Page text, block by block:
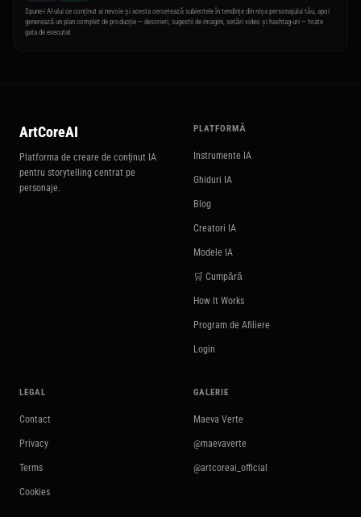
Spune-i AI-ului ce conținut ai nevoie și acesta cercetează subiectele în tendințe din nișa personajului tău, apoi
generează un plan complet de producție — descrieri, sugestii de imagini, setări video și hashtag-uri — toate
gata de executat
ArtCoreAI
Platforma de creare de conținut IA
pentru storytelling centrat pe
personaje.
PLATFORMĂ
Instrumente IA
Ghiduri IA
Blog
Creatori IA
Modele IA
🛒 Cumpără
How It Works
Program de Afiliere
Login
LEGAL
Contact
Privacy
Terms
Cookies
GALERIE
Maeva Verte
@maevaverte
@artcoreai_official